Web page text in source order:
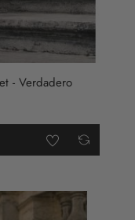
- Verdadero